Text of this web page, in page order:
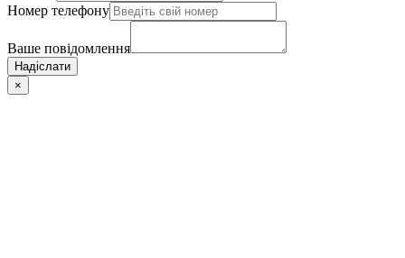
Номер телефону
Ваше повідомлення
Надіслати
×